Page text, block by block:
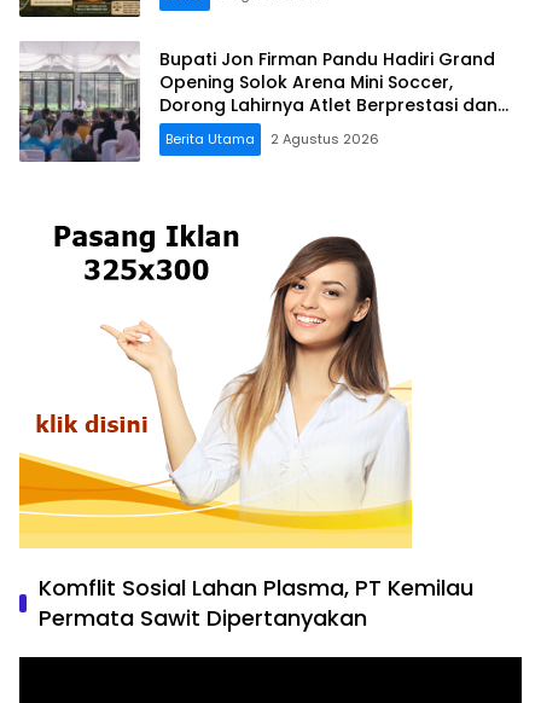
Bupati Jon Firman Pandu Hadiri Grand
Opening Solok Arena Mini Soccer,
Dorong Lahirnya Atlet Berprestasi dan
Sport Tourism Solok Raya
Berita Utama 2 Agustus 2026
Komflit Sosial Lahan Plasma, PT Kemilau
Permata Sawit Dipertanyakan